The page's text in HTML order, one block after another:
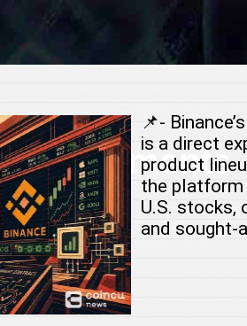
Investments
📌-
is a direct
product
the
U.S. stocks,
and sought-